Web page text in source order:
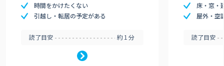
時間をかけたくない
引越し・転居の予定がある
読了目安 約1分
床・窓・
屋外・空
読了目安